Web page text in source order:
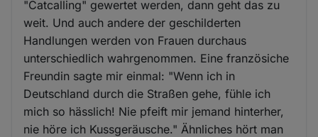
"Catcalling" gewertet werden, dann geht das zu
weit. Und auch andere der geschilderten
Handlungen werden von Frauen durchaus
unterschiedlich wahrgenommen. Eine französiche
Freundin sagte mir einmal: "Wenn ich in
Deutschland durch die Straßen gehe, fühle ich
mich so hässlich! Nie pfeift mir jemand hinterher,
nie höre ich Kussgeräusche." Ähnliches hört man